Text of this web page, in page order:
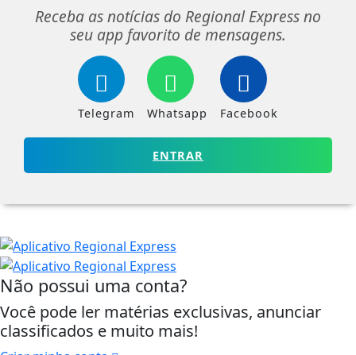
Receba as notícias do Regional Express no
seu app favorito de mensagens.
Telegram Whatsapp Facebook
ENTRAR
Não possui uma conta?
Você pode ler matérias exclusivas, anunciar
classificados e muito mais!